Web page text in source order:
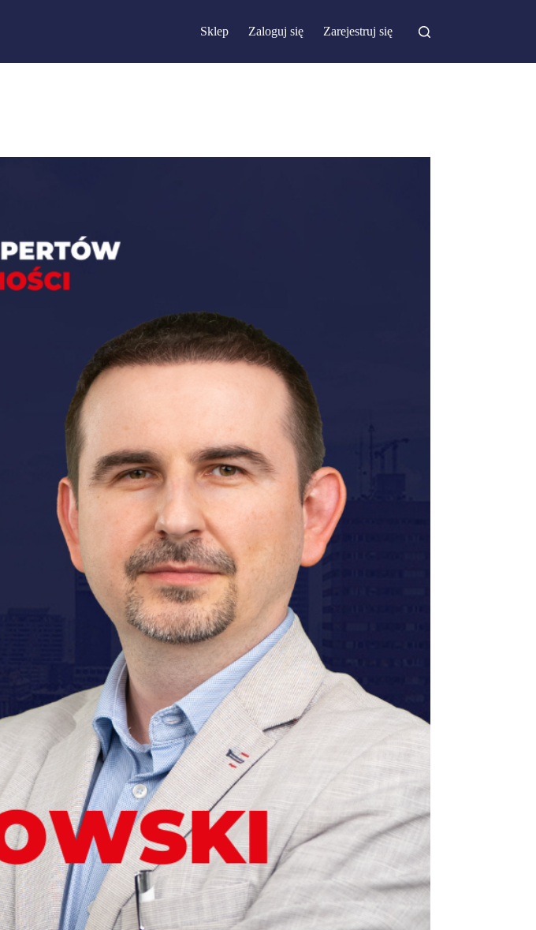
Sklep Zaloguj się Zarejestruj się